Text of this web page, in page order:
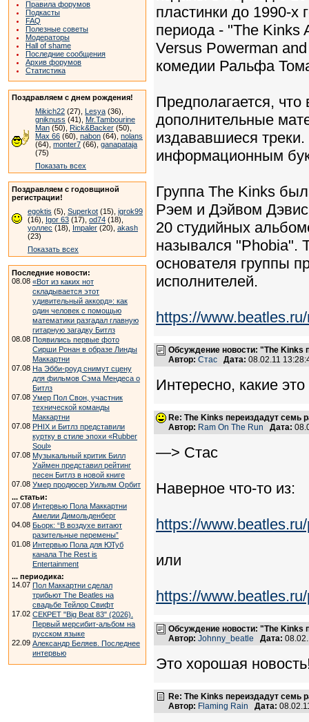
Правила форумов
Подкасты
FAQ
Полезные советы
Модераторы
Hall of shame
Последние сообщения
Архив форумов
Статистика
Поздравляем с днем рождения!
Mikich22 (27), Lesya (36),
gniknuss (41), Mr.Tambourine
Man (50), Rick&Backer (50),
Max 66 (60), nabon (64), nolans
(64), monter7 (66), ganapataja
(75)
Показать всех
Поздравляем с годовщиной
регистрации!
egoktis (5), Superkot (15), igrok99
(16), Igor 63 (17), od74 (18),
уоллес (18), Impaler (20), akash
(23)
Показать всех
Последние новости:
08.08 «Вот из каких нот
складывается этот
удивительный аккорд»: как
один человек с помощью
математики разгадал главную
гитарную загадку Битлз
08.08 Появились первые фото
Сирши Ронан в образе Линды
Маккартни
07.08 На Эбби-роуд снимут сцену
для фильмов Сэма Мендеса о
Битлз
07.08 Умер Пол Свон, участник
технической команды
Маккартни
07.08 PHIX и Битлз представили
куртку в стиле эпохи «Rubber
Soul»
07.08 Музыкальный критик Билл
Уаймен представил рейтинг
песен Битлз в новой книге
07.08 Умер продюсер Уильям Орбит
... статьи:
07.08 Интервью Пола Маккартни
Амелии Димольденберг
04.08 Бьорк: “В воздухе витают
разительные перемены”
01.08 Интервью Пола для ЮТуб
канала The Rest is
Entertainment
... периодика:
14.07 Пол Маккартни сделал
трибьют The Beatles на
свадьбе Тейлор Свифт
17.02 СЕКРЕТ "Big Beat 83" (2026).
Первый мерсибит-альбом на
русском языке
22.09 Александр Беляев. Последнее
интервью
пластинки до 1990-х
периода - "The Kinks
Versus Powerman
комедии Ральфа
Предполагается,
дополнительные
издававшиеся
информационным
Группа The Kinks
Рэем и Дэйвом
20 студийных
назывался "Phobia".
основателя группы
исполнителей.
https://
Обсуждение новости: "The Kinks
Автор: Стас Дата: 08.02.11
Интересно, какие
Re: The Kinks переиздадут семь
Автор: Ram On The Run Дата:
—> Стас
Наверное что-то из:
https://
или
https://
Обсуждение новости: "The Kinks
Автор: Johnny_beatle Дата:
Это хорошая
Re: The Kinks переиздадут семь
Автор: Flaming Rain Дата: